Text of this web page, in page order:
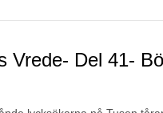
Vrede- Del 41-